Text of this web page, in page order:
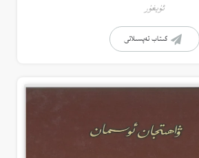
ئۇيغۇر
كىتاب تەپسىلاتى